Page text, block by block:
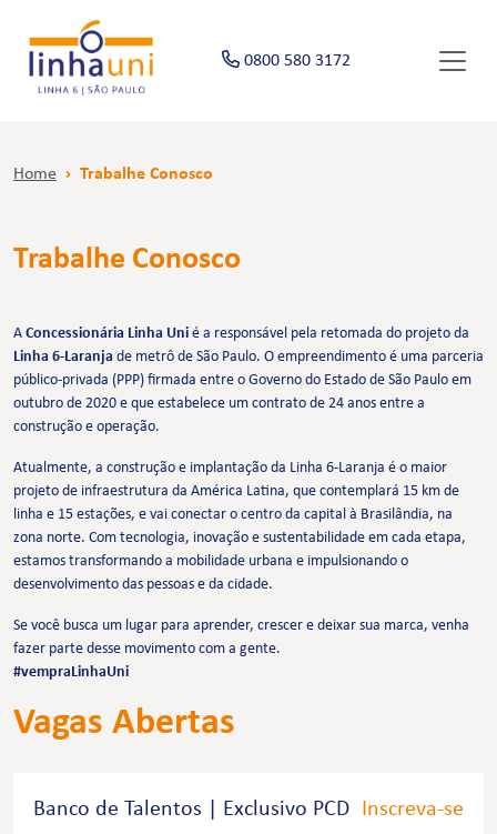
0800 580 3172
Home Trabalhe Conosco
Trabalhe Conosco
A Concessionária Linha Uni é a responsável pela retomada do projeto da
Linha 6-Laranja de metrô de São Paulo. O empreendimento é uma parceria
público-privada (PPP) firmada entre o Governo do Estado de São Paulo em
outubro de 2020 e que estabelece um contrato de 24 anos entre a
construção e operação.
Atualmente, a construção e implantação da Linha 6-Laranja é o maior
projeto de infraestrutura da América Latina, que contemplará 15 km de
linha e 15 estações, e vai conectar o centro da capital à Brasilândia, na
zona norte. Com tecnologia, inovação e sustentabilidade em cada etapa,
estamos transformando a mobilidade urbana e impulsionando o
desenvolvimento das pessoas e da cidade.
Se você busca um lugar para aprender, crescer e deixar sua marca, venha
fazer parte desse movimento com a gente.
#vempraLinhaUni
Vagas Abertas
Banco de Talentos | Exclusivo PCD Inscreva-se